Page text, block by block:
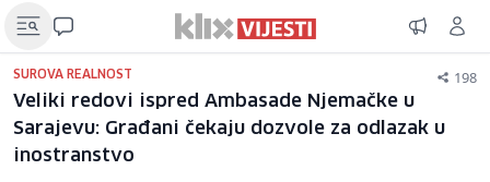
SUROVA REALNOST 198
Veliki redovi ispred Ambasade Njemačke u
Sarajevu: Građani čekaju dozvole za odlazak u
inostranstvo